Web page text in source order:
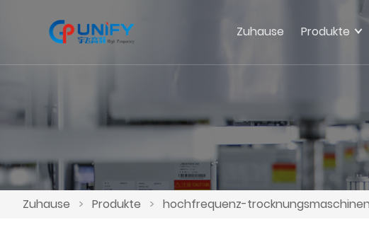
Zuhause Produkte
Zuhause > Produkte > hochfrequenz-trocknungsmaschinen